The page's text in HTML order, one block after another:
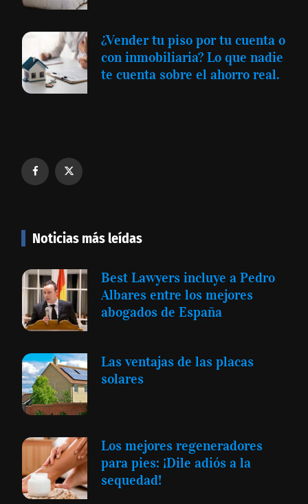
¿Vender tu piso por tu cuenta o
con inmobiliaria? Lo que nadie
te cuenta sobre el ahorro real.
Noticias más leídas
Best Lawyers incluye a Pedro
Albares entre los mejores
abogados de España
Las ventajas de las placas
solares
Los mejores regeneradores
para pies: ¡Dile adiós a la
sequedad!